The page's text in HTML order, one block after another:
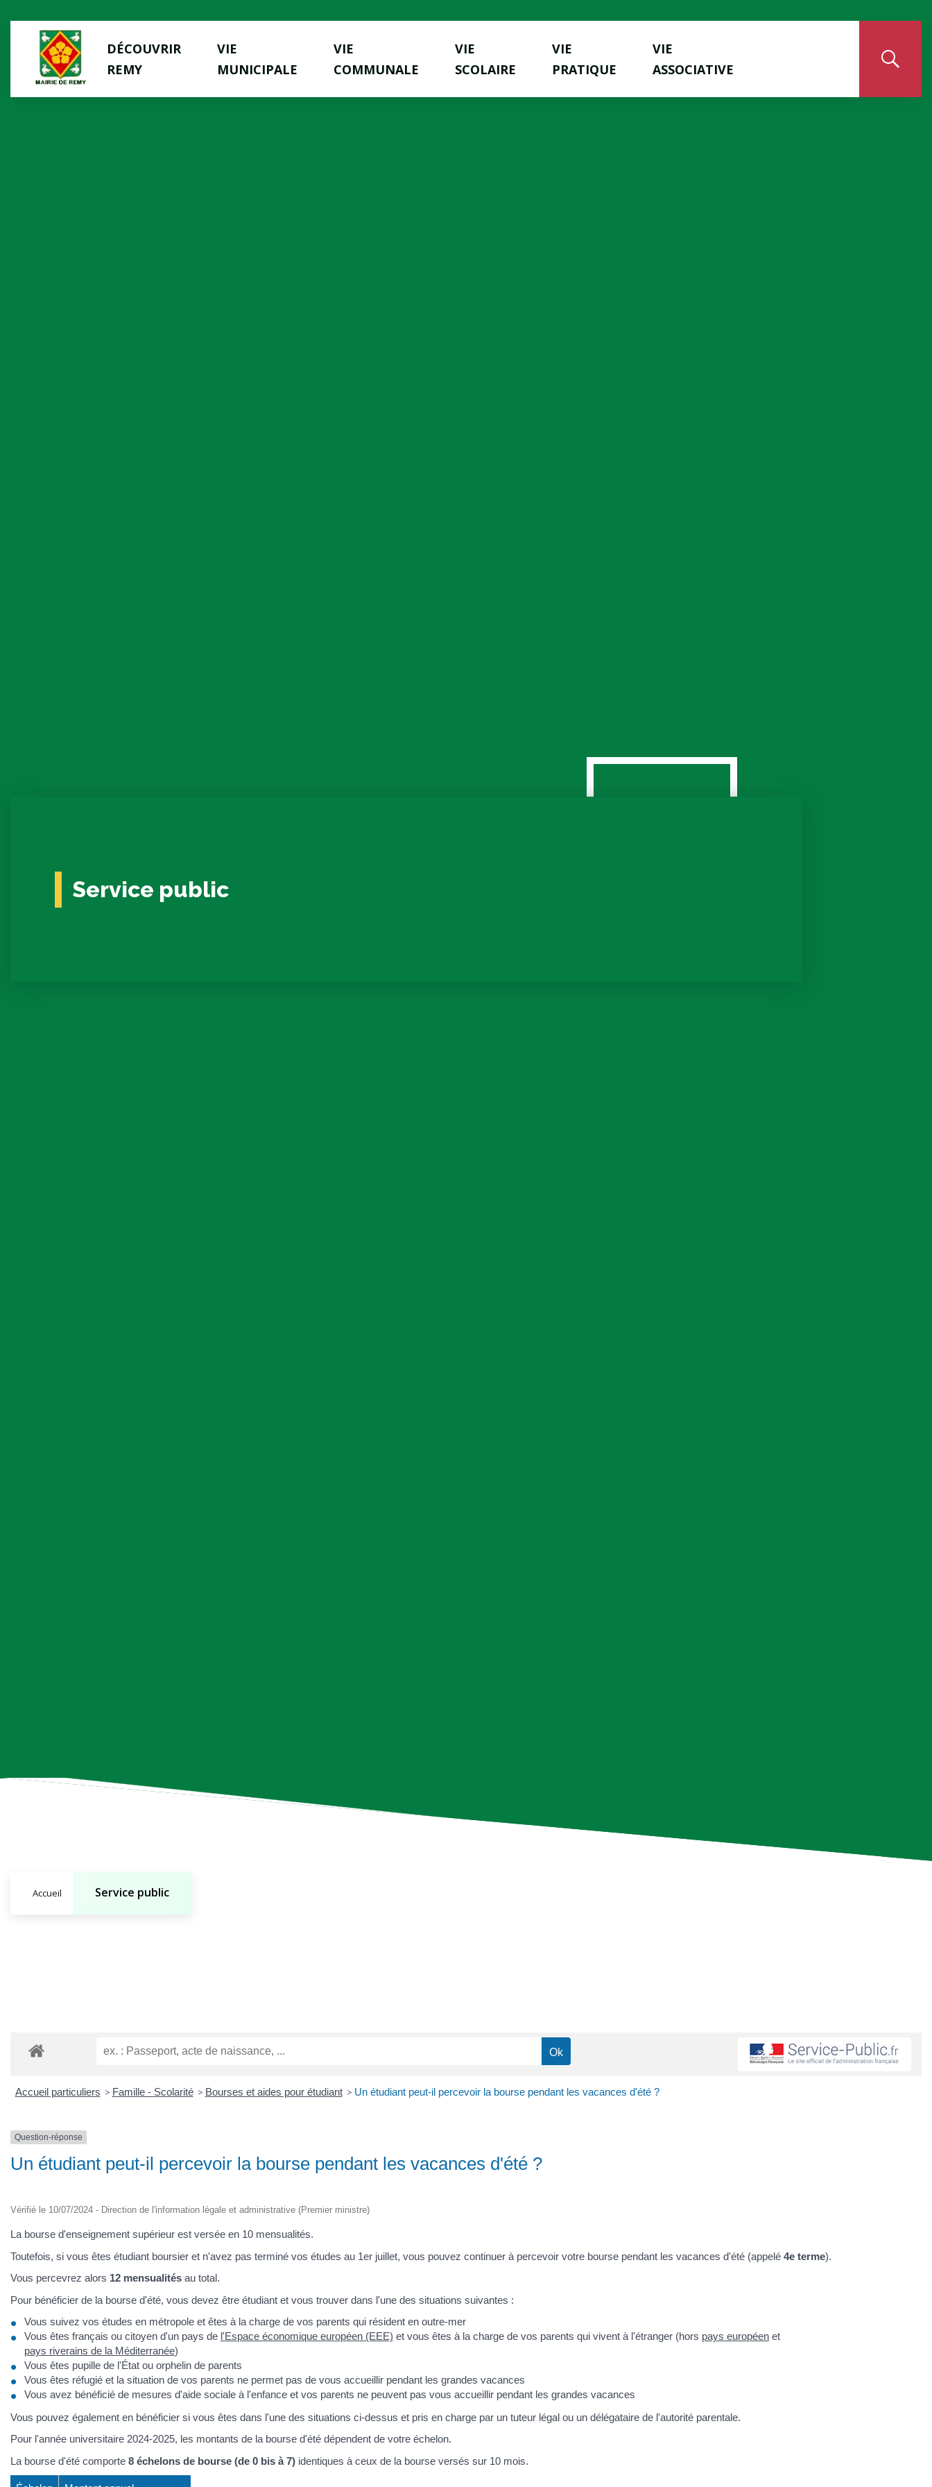
DÉCOUVRIR
REMY
VIE
MUNICIPALE
VIE
COMMUNALE
VIE
SCOLAIRE
VIE
PRATIQUE
VIE
ASSOCIATIVE
Service public
Accueil Service public
Accueil particuliers > Famille - Scolarité > Bourses et aides pour étudiant > Un étudiant peut-il percevoir la bourse pendant les vacances d'été ?
Question-réponse
Un étudiant peut-il percevoir la bourse pendant les vacances d'été ?
Vérifié le 10/07/2024 - Direction de l'information légale et administrative (Premier ministre)
La bourse d'enseignement supérieur est versée en 10 mensualités.
Toutefois, si vous êtes étudiant boursier et n'avez pas terminé vos études au 1er juillet, vous pouvez continuer à percevoir votre bourse pendant les vacances d'été (appelé 4e terme).
Vous percevrez alors 12 mensualités au total.
Pour bénéficier de la bourse d'été, vous devez être étudiant et vous trouver dans l'une des situations suivantes :
Vous suivez vos études en métropole et êtes à la charge de vos parents qui résident en outre-mer
Vous êtes français ou citoyen d'un pays de l'Espace économique européen (EEE) et vous êtes à la charge de vos parents qui vivent à l'étranger (hors pays européen et
pays riverains de la Méditerranée)
Vous êtes pupille de l'État ou orphelin de parents
Vous êtes réfugié et la situation de vos parents ne permet pas de vous accueillir pendant les grandes vacances
Vous avez bénéficié de mesures d'aide sociale à l'enfance et vos parents ne peuvent pas vous accueillir pendant les grandes vacances
Vous pouvez également en bénéficier si vous êtes dans l'une des situations ci-dessus et pris en charge par un tuteur légal ou un délégataire de l'autorité parentale.
Pour l'année universitaire 2024-2025, les montants de la bourse d'été dépendent de votre échelon.
La bourse d'été comporte 8 échelons de bourse (de 0 bis à 7) identiques à ceux de la bourse versés sur 10 mois.